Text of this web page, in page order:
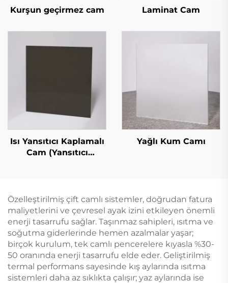
Kurşun geçirmez cam Laminat Cam
Isı Yansıtıcı Kaplamalı
Cam (Yansıtıcı
Yağlı Kum Camı
Özelleştirilmiş çift camlı sistemler, doğrudan fatura
maliyetlerini ve çevresel ayak izini etkileyen önemli
enerji tasarrufu sağlar. Taşınmaz sahipleri, ısıtma ve
soğutma giderlerinde hemen azalmalar yaşar;
birçok kurulum, tek camlı pencerelere kıyasla %30-
50 oranında enerji tasarrufu elde eder. Geliştirilmiş
termal performans sayesinde kış aylarında ısıtma
sistemleri daha az sıklıkta çalışır; yaz aylarında ise